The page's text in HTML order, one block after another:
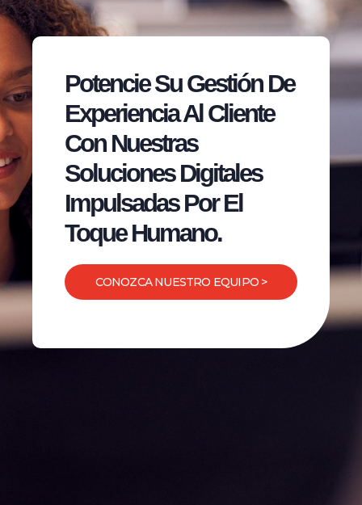
Potencie Su Gestión De
Experiencia Al Cliente
Con Nuestras
Soluciones Digitales
Impulsadas Por El
Toque Humano.
CONOZCA NUESTRO EQUIPO >